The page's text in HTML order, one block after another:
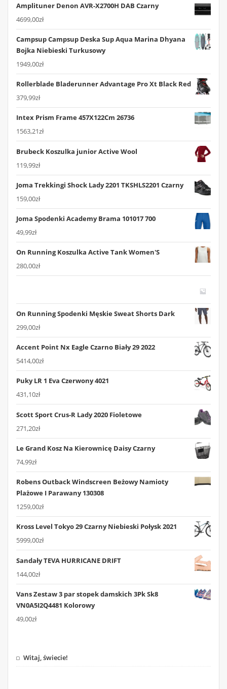
Amplituner Denon AVR-X2700H DAB Czarny
4699,00zł
Campsup Campsup Deska Sup Aqua Marina Dhyana
Bojka Niebieski Turkusowy
1949,00zł
Rollerblade Bladerunner Advantage Pro Xt Black Red
379,99zł
Intex Prism Frame 457X122Cm 26736
1563,21zł
Brubeck Koszulka junior Active Wool
119,99zł
Joma Trekkingi Shock Lady 2201 TKSHLS2201 Czarny
159,00zł
Joma Spodenki Academy Brama 101017 700
49,99zł
On Running Koszulka Active Tank Women'S
280,00zł
On Running Spodenki Męskie Sweat Shorts Dark
299,00zł
Accent Point Nx Eagle Czarno Biały 29 2022
5414,00zł
Puky LR 1 Eva Czerwony 4021
431,10zł
Scott Sport Crus-R Lady 2020 Fioletowe
271,20zł
Le Grand Kosz Na Kierownicę Daisy Czarny
74,99zł
Robens Outback Windscreen Beżowy Namioty
Plażowe I Parawany 130308
1259,00zł
Kross Level Tokyo 29 Czarny Niebieski Połysk 2021
5999,00zł
Sandały TEVA HURRICANE DRIFT
144,00zł
Vans Zestaw 3 par stopek damskich 3Pk Sk8
VN0A5I2Q4481 Kolorowy
49,00zł
Witaj, świecie!